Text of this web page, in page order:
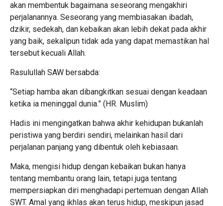
akan membentuk bagaimana seseorang mengakhiri
perjalanannya. Seseorang yang membiasakan ibadah,
dzikir, sedekah, dan kebaikan akan lebih dekat pada akhir
yang baik, sekalipun tidak ada yang dapat memastikan hal
tersebut kecuali Allah.
Rasulullah SAW bersabda:
“Setiap hamba akan dibangkitkan sesuai dengan keadaan
ketika ia meninggal dunia.” (HR. Muslim)
Hadis ini mengingatkan bahwa akhir kehidupan bukanlah
peristiwa yang berdiri sendiri, melainkan hasil dari
perjalanan panjang yang dibentuk oleh kebiasaan.
Maka, mengisi hidup dengan kebaikan bukan hanya
tentang membantu orang lain, tetapi juga tentang
mempersiapkan diri menghadapi pertemuan dengan Allah
SWT. Amal yang ikhlas akan terus hidup, meskipun jasad